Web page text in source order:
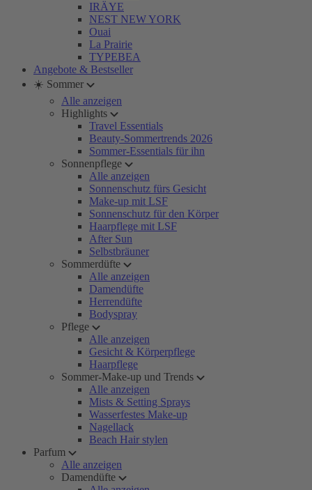
IRÄYE
NEST NEW YORK
Ouai
La Prairie
TYPEBEA
Angebote & Bestseller
☀️ Sommer
Alle anzeigen
Highlights
Travel Essentials
Beauty-Sommertrends 2026
Sommer-Essentials für ihn
Sonnenpflege
Alle anzeigen
Sonnenschutz fürs Gesicht
Make-up mit LSF
Sonnenschutz für den Körper
Haarpflege mit LSF
After Sun
Selbstbräuner
Sommerdüfte
Alle anzeigen
Damendüfte
Herrendüfte
Bodyspray
Pflege
Alle anzeigen
Gesicht & Körperpflege
Haarpflege
Sommer-Make-up und Trends
Alle anzeigen
Mists & Setting Sprays
Wasserfestes Make-up
Nagellack
Beach Hair stylen
Parfum
Alle anzeigen
Damendüfte